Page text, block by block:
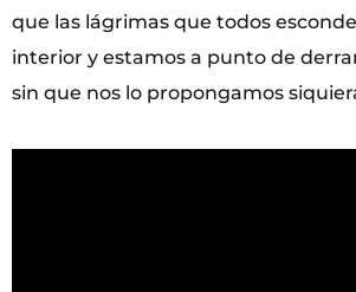
que las lágrimas que todos
interior y estamos a punto de
sin que nos lo propongamos